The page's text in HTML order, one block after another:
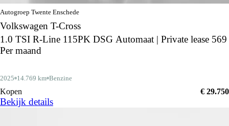
Autogroep Twente Enschede
Volkswagen T-Cross
1.0 TSI R-Line 115PK DSG Automaat | Private lease 569
Per maand
2025 14.769 km Benzine
Kopen € 29.750
Bekijk details